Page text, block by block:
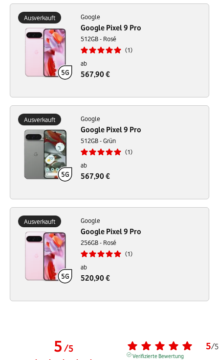
Ausverkauft Google
Google Pixel 9 Pro
512GB - Rosé
1
ab
567,90 €
Ausverkauft Google
Google Pixel 9 Pro
512GB - Grün
1
ab
567,90 €
Ausverkauft Google
Google Pixel 9 Pro
256GB - Rosé
1
ab
520,90 €
5/5 5/5
Verifizierte Bewertung